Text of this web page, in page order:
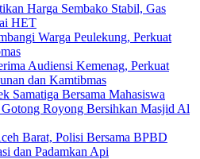
Harga Sembako Stabil, Gas
HET
Warga Peulekung, Perkuat
Audiensi Kemenag, Perkuat
dan Kamtibmas
Samatiga Bersama Mahasiswa
Royong Bersihkan Masjid Al
Barat, Polisi Bersama BPBD
dan Padamkan Api